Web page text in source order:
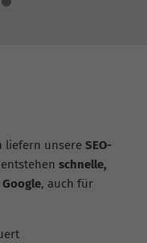
liefern unsere SEO-
schnelle,
, auch für